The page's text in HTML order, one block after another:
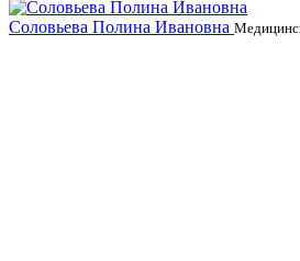
Соловьева Полина Ивановна